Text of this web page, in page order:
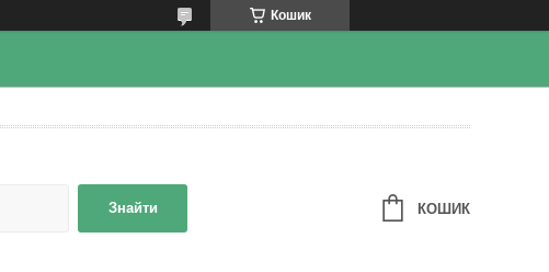
Кошик
Знайти КОШИК